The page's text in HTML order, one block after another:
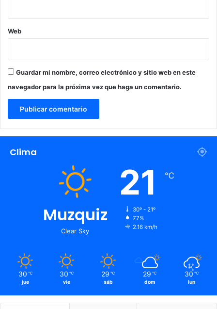
Web
Guardar mi nombre, correo electrónico y sitio web en este
navegador para la próxima vez que haga un comentario.
Clima
Muzquiz
Clear Sky
21 ℃
30º - 21º
77%
2.16 km/h
30 ℃
jue
30 ℃
vie
29 ℃
sáb
29 ℃
dom
30 ℃
lun